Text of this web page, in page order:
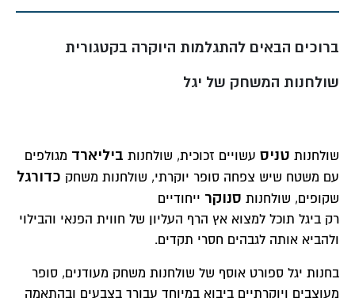
ברוכים הבאים להתגלמות היוקרה בקטגורית
שולחנות המשחק של יגל
שולחנות טניס עשויים זכוכית, שולחנות ביליארד מגולפים
עם משטח שיש צפחה סופר יוקרתי, שולחנות משחק כדורגל
שקופים, שולחנות סנוקר ייחודיים
רק ביגל תוכל למצוא אץ הרף העליון של חווית הפנאי והבילוי
ולהביא אותה לגבהים חסרי תקדים.
בחנות יגל ספורט אוסף של שולחנות משחק מעודנים, סופר
מעוצבים ויוקרתיים ביבוא במיוחד עבורך בצבעים ובהתאמה